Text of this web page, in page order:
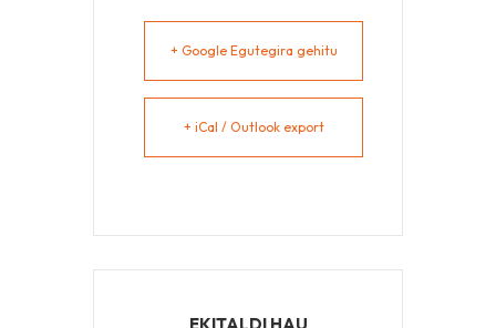
+ Google Egutegira gehitu
+ iCal / Outlook export
EKITALDI HAU